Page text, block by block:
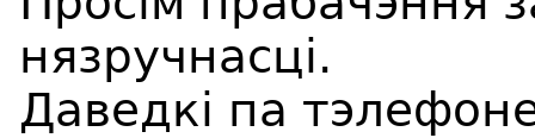
нязручнасці.
Даведкі па